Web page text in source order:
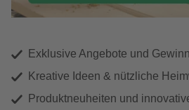
Exklusive Angebote und
Kreative Ideen & nützliche
Produktneuheiten und